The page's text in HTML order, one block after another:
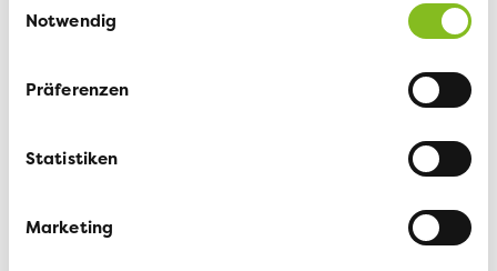
Notwendig
Präferenzen
Statistiken
Marketing
Samuel Bernhard, Projektleiter Pawo, 044 430 19
Medienstelle VCS, Tel. 079 708 05 36,
ANDREAS KÄSERMANN 20. OKTOBER 2023